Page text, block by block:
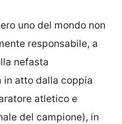
uno del mondo non
responsabile, a
nefasta
in atto dalla coppia
atletico e
del campione), in